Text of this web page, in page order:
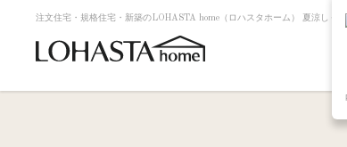
注文住宅・規格住宅・新築のLOHASTA home（ロハスタホーム） 夏涼しく